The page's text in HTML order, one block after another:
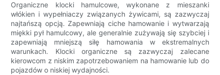
Organiczne klocki hamulcowe, wykonane z mieszanki
włókien i wypełniaczy związanych żywicami, są zazwyczaj
najtańszą opcją. Zapewniają ciche hamowanie i wytwarzają
miękki pył hamulcowy, ale generalnie zużywają się szybciej i
zapewniają mniejszą siłę hamowania w ekstremalnych
warunkach. Klocki organiczne są zazwyczaj zalecane
kierowcom z niskim zapotrzebowaniem na hamowanie lub do
pojazdów o niskiej wydajności.